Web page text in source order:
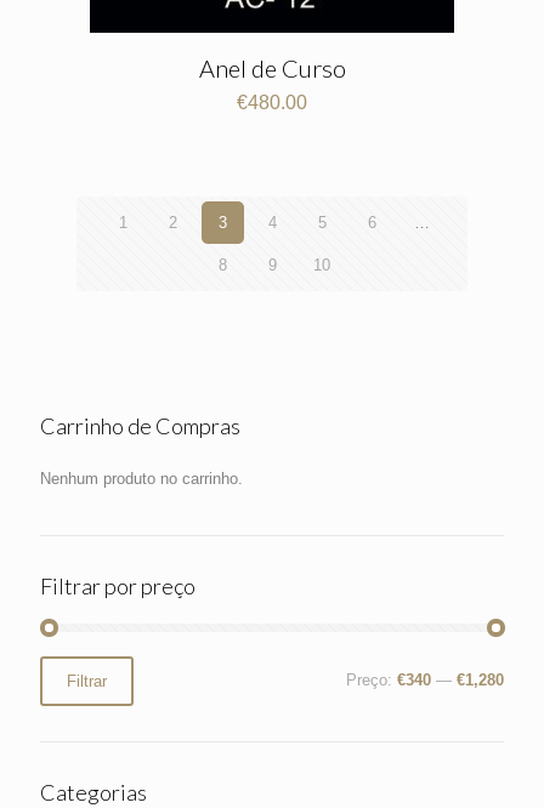
Anel de Curso
€480.00
1 2 3 4 5 6 …
8 9 10
Carrinho de Compras
Nenhum produto no carrinho.
Filtrar por preço
mínimo
máximo
Filtrar Preço: €340 — €1,280
Categorias